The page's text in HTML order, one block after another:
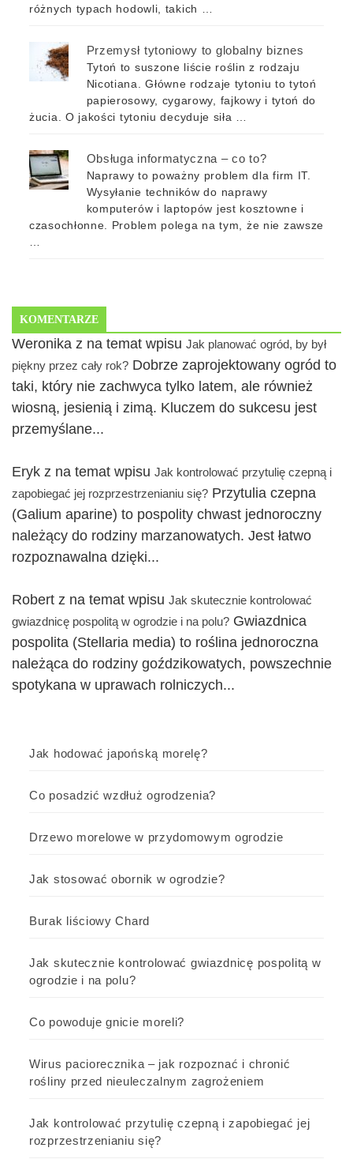
różnych typach hodowli, takich …
Przemysł tytoniowy to globalny biznes
Tytoń to suszone liście roślin z rodzaju
Nicotiana. Główne rodzaje tytoniu to tytoń
papierosowy, cygarowy, fajkowy i tytoń do
żucia. O jakości tytoniu decyduje siła …
Obsługa informatyczna – co to?
Naprawy to poważny problem dla firm IT.
Wysyłanie techników do naprawy
komputerów i laptopów jest kosztowne i
czasochłonne. Problem polega na tym, że nie zawsze
KOMENTARZE
Weronika z na temat wpisu Jak planować ogród, by był
piękny przez cały rok? Dobrze zaprojektowany ogród to
taki, który nie zachwyca tylko latem, ale również
wiosną, jesienią i zimą. Kluczem do sukcesu jest
przemyślane...
Eryk z na temat wpisu Jak kontrolować przytulię czepną i
zapobiegać jej rozprzestrzenianiu się? Przytulia czepna
(Galium aparine) to pospolity chwast jednoroczny
należący do rodziny marzanowatych. Jest łatwo
rozpoznawalna dzięki...
Robert z na temat wpisu Jak skutecznie kontrolować
gwiazdnicę pospolitą w ogrodzie i na polu? Gwiazdnica
pospolita (Stellaria media) to roślina jednoroczna
należąca do rodziny goździkowatych, powszechnie
spotykana w uprawach rolniczych...
Jak hodować japońską morelę?
Co posadzić wzdłuż ogrodzenia?
Drzewo morelowe w przydomowym ogrodzie
Jak stosować obornik w ogrodzie?
Burak liściowy Chard
Jak skutecznie kontrolować gwiazdnicę pospolitą w
ogrodzie i na polu?
Co powoduje gnicie moreli?
Wirus paciorecznika – jak rozpoznać i chronić
rośliny przed nieuleczalnym zagrożeniem
Jak kontrolować przytulię czepną i zapobiegać jej
rozprzestrzenianiu się?